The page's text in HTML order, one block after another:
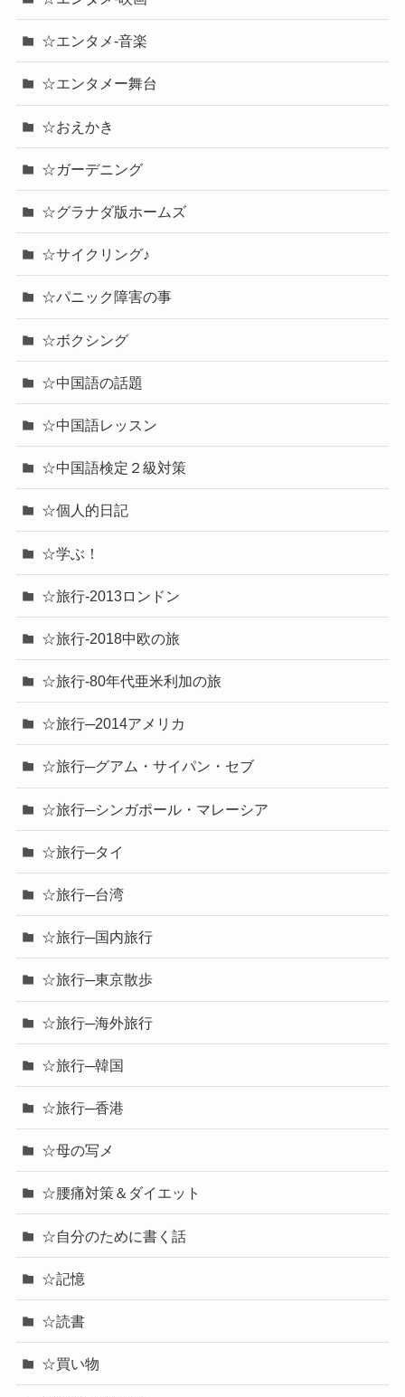
☆エンタメ-音楽
☆エンタメー舞台
☆おえかき
☆ガーデニング
☆グラナダ版ホームズ
☆サイクリング♪
☆パニック障害の事
☆ボクシング
☆中国語の話題
☆中国語レッスン
☆中国語検定２級対策
☆個人的日記
☆学ぶ！
☆旅行-2013ロンドン
☆旅行-2018中欧の旅
☆旅行-80年代亜米利加の旅
☆旅行─2014アメリカ
☆旅行─グアム・サイパン・セブ
☆旅行─シンガポール・マレーシア
☆旅行─タイ
☆旅行─台湾
☆旅行─国内旅行
☆旅行─東京散歩
☆旅行─海外旅行
☆旅行─韓国
☆旅行─香港
☆母の写メ
☆腰痛対策＆ダイエット
☆自分のために書く話
☆記憶
☆読書
☆買い物